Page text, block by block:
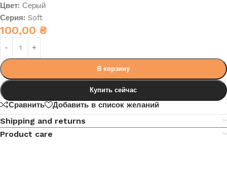
Цвет: Серый
Серия: Soft
100,00 ₴
В корзину
Купить сейчас
Сравнить Добавить в список желаний
Shipping and returns
Product care